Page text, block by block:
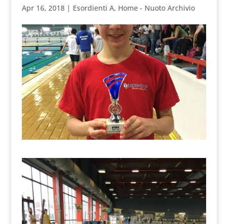
Apr 16, 2018| Esordienti A, Home - Nuoto Archivio